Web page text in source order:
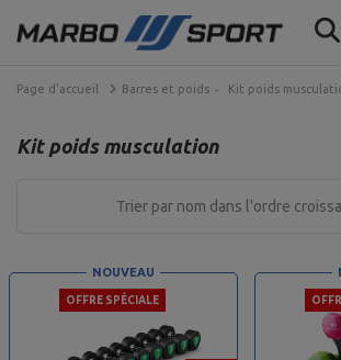
Page d'accueil Barres et poids Kit poids
Kit poids musculation
Trier par nom dans l'ordre
OFFRE SPÉCIALE
NOUVEAU